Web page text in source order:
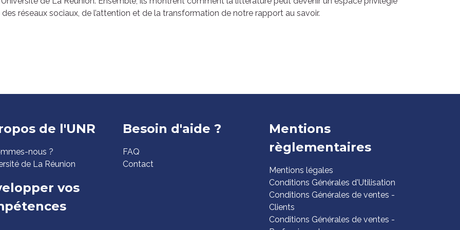
réseaux sociaux, de l’attention et de la transformation de notre rapport au savoir.
de l'UNR
nous ?
de La Réunion
vos
Besoin d'aide ?
FAQ
Contact
Mentions
règlementaires
Mentions légales
Conditions Générales d'Utilisation
Conditions Générales de ventes -
Clients
Conditions Générales de ventes -